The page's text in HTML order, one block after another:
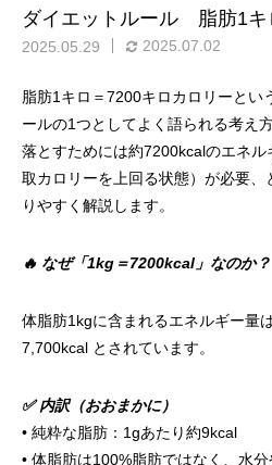
ていること
ダイエットルール 脂肪1キ
2025.05.29 2025.07.02
脂肪1キロ＝7200キロカロリーとい
ールの1つとしてよく語られる考え
落とすためには約7200kcalのエネ
取カロリーを上回る状態）が必要
りやすく解説します。
🔥 なぜ「1kg＝7200kcal」なのか？
体脂肪1kgに含まれるエネルギー量
7,700kcal とされています。
✅ 内訳（おおまかに）
• 純粋な脂肪：1gあたり約9kcal
• 体脂肪は100%脂肪ではなく、水